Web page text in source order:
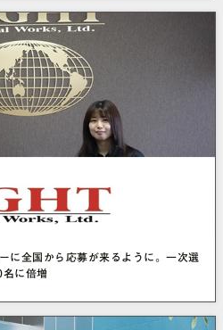
に全国から応募が来るように。一次選
に倍増